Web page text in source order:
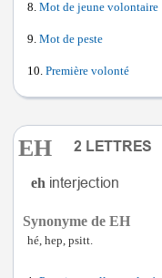
Mot de jeune volontaire
Mot de peste
Première volonté
EH
eh
Synonyme de EH
hé, hep, psitt.